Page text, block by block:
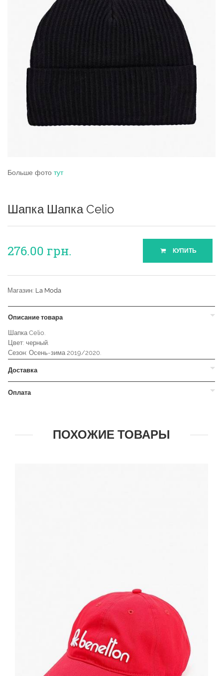
Больше фото тут
Шапка Шапка Celio
276.00 грн. КУПИТЬ
Магазин: La Moda
Описание товара
Шапка Celio.
Цвет: черный.
Сезон: Осень-зима 2019/2020.
Доставка
Оплата
ПОХОЖИЕ ТОВАРЫ